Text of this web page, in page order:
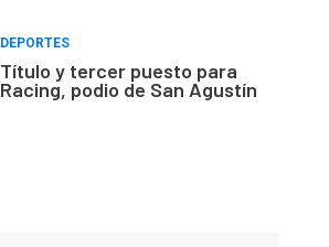
DEPORTES
Título y tercer puesto para
Racing, podio de San Agustín